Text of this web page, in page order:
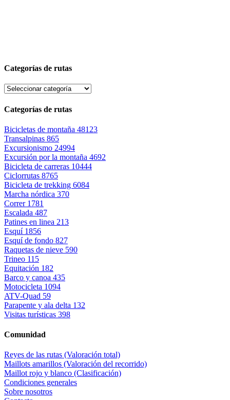
Categorías de rutas
Categorías de rutas
Bicicletas de montaña 48123
Transalpinas 865
Excursionismo 24994
Excursión por la montaña 4692
Bicicleta de carreras 10444
Ciclorrutas 8765
Bicicleta de trekking 6084
Marcha nórdica 370
Correr 1781
Escalada 487
Patines en linea 213
Esquí 1856
Esquí de fondo 827
Raquetas de nieve 590
Trineo 115
Equitación 182
Barco y canoa 435
Motocicleta 1094
ATV-Quad 59
Parapente y ala delta 132
Visitas turísticas 398
Comunidad
Reyes de las rutas (Valoración total)
Maillots amarillos (Valoración del recorrido)
Maillot rojo y blanco (Clasificación)
Condiciones generales
Sobre nosotros